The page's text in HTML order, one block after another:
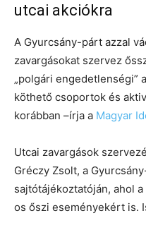
utcai akciókra
A Gyurcsány-párt azzal
zavargásokat szervez
„polgári engedetlenségi”
köthető csoportok és
korábban –írja a Magyar
Utcai zavargások
Gréczy Zsolt, a
sajtótájékoztatóján, ahol
os őszi eseményekért is.